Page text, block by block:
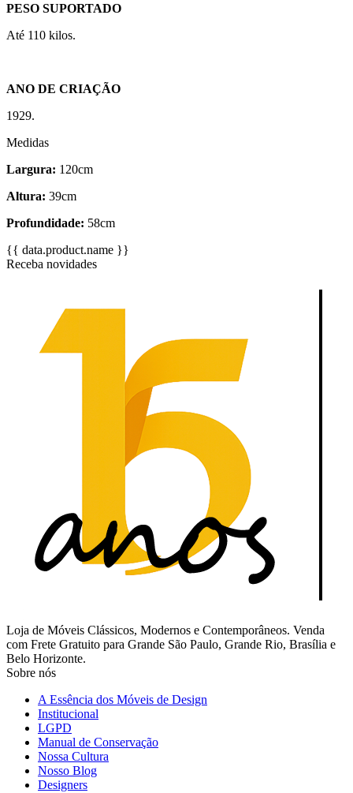
PESO SUPORTADO
Até 110 kilos.
ANO DE CRIAÇÃO
1929.
Medidas
Largura: 120cm
Altura: 39cm
Profundidade: 58cm
{{ data.product.name }}
Receba novidades
Loja de Móveis Clássicos, Modernos e Contemporâneos. Venda
com Frete Gratuito para Grande São Paulo, Grande Rio, Brasília e
Belo Horizonte.
Sobre nós
A Essência dos Móveis de Design
Institucional
LGPD
Manual de Conservação
Nossa Cultura
Nosso Blog
Designers